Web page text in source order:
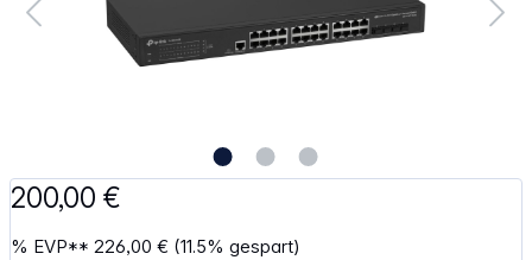
200,00 €
% EVP**226,00 € (11.5% gespart)